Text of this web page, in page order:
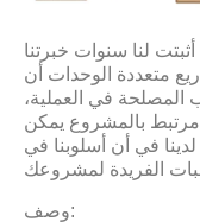
لنا سنوات خبرتنا
متعددة الوحدات أن
المصلحة في العملية،
بالمشروع يمكن
في أن أسلوبنا في
وصف: